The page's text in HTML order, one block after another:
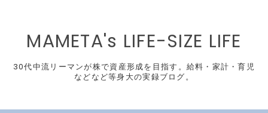
MAMETA's LIFE-SIZE LIFE
30代中流リーマンが株で資産形成を目指す。給料・家計・育児
などなど等身大の実録ブログ。